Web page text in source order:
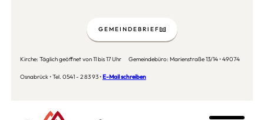
Kirche: Täglich geöffnet von 11 bis 17 Uhr Gemeindebüro: Marienstraße 13/14 • 49074
Osnabrück • Tel. 0541 - 2 83 93 •E-Mail schreiben
GEMEINDEBRIEF